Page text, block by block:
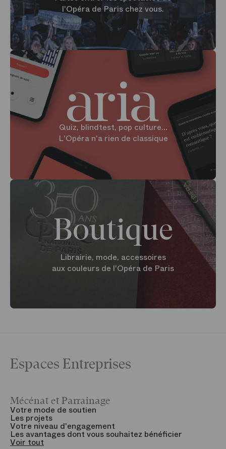
l'Opéra de Paris chez vous.
Quiz, blindtest, pop culture...
L'Opéra n'a rien de classique
Boutique
Librairie, mode, accessoires
aux couleurs de l'Opéra de Paris
Espaces Entreprises
Mécénat et Parrainage
Votre mode de soutien
Les projets
Votre niveau d'engagement
Les avantages dont vous souhaitez bénéficier
Voir tout